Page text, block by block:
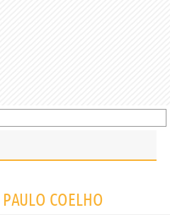
COELHO